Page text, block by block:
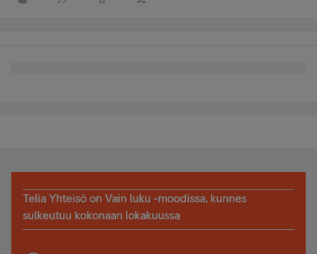
Telia Yhteisö on Vain luku -moodissa, kunnes
sulkeutuu kokonaan lokakuussa